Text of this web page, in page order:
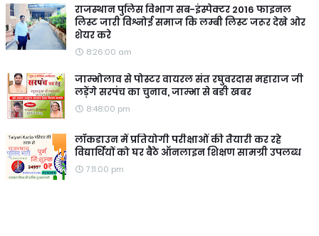
राजस्थान पुलिस विभाग सब-इंस्पेक्टर 2016 फाइनल
लिस्ट जारी विश्नोई समाज कि लम्बी लिस्ट जरूर देखे ओर
शेयर करे
8:26:00 am
जाम्भोलाव से पोस्टर वायरल संत रघुवरदास महाराज जी
लड़ेंगे सरपंच का चुनाव, जाम्भा से बङी खबर
8:48:00 pm
लॉकडाउन में प्रतियोगी परीक्षाओं की तैयारी कर रहे
विद्यार्थियों को घर बैठे ऑनलाइन शिक्षण सामग्री उपलब्ध
7:11:00 pm